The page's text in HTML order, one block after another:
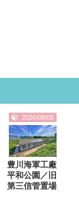
2026/08/05
豊川海軍工廠
平和公園／旧
第三信管置場